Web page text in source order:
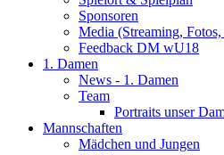
Sponsoren
Media (Streaming,
Feedback DM wU18
1. Damen
News - 1. Damen
Team
Portraits unser
Mannschaften
Mädchen und Jungen